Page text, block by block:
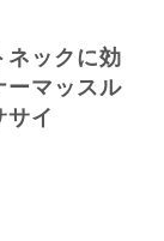
ネックに効
ーマッスル
サイ